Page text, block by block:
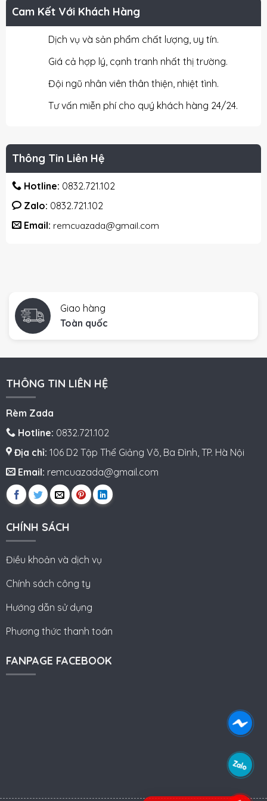
Cam Kết Với Khách Hàng
Dịch vụ và sản phẩm chất lượng, uy tín.
Giá cả hợp lý, cạnh tranh nhất thị trường.
Đội ngũ nhân viên thân thiện, nhiệt tình.
Tư vấn miễn phí cho quý khách hàng 24/24.
Thông Tin Liên Hệ
Hotline: 0832.721.102
Zalo: 0832.721.102
Email: remcuazada@gmail.com
Giao hàng
Toàn quốc
THÔNG TIN LIÊN HỆ
Rèm Zada
Hotline: 0832.721.102
Địa chỉ: 106 D2 Tập Thể Giảng Võ, Ba Đình, TP. Hà Nội
Email: remcuazada@gmail.com
CHÍNH SÁCH
Điều khoản và dịch vụ
Chính sách công ty
Hướng dẫn sử dụng
Phương thức thanh toán
FANPAGE FACEBOOK